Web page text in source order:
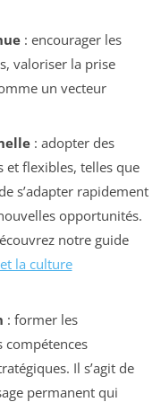
: encourager les
valoriser la prise
un vecteur
: adopter des
et flexibles, telles que
s’adapter rapidement
opportunités.
notre guide
la culture
: former les
Il s’agit de
permanent qui